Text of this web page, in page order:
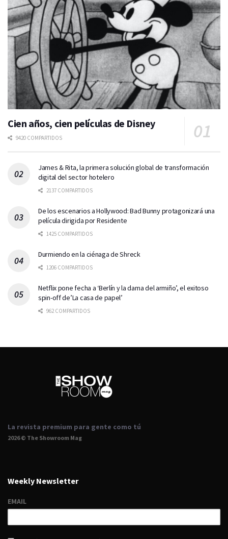
Cien años, cien películas de Disney
9420 COMPARTIDOS
James & Rita, la primera solución global de transformación
digital del sector hotelero
2137 COMPARTIDOS
De los escenarios a Hollywood: Bad Bunny protagonizará una
película dirigida por Residente
1425 COMPARTIDOS
Durmiendo en la ciénaga de Shreck
1206 COMPARTIDOS
Netflix pone fecha a ‘Berlín y la dama del armiño’, el exitoso
spin-off de’La casa de papel’
962 COMPARTIDOS
La revista premium para gente como tú
2026 © The Showroom Mag
Weekly Newsletter
EMAIL